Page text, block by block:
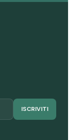
ISCRIVITI